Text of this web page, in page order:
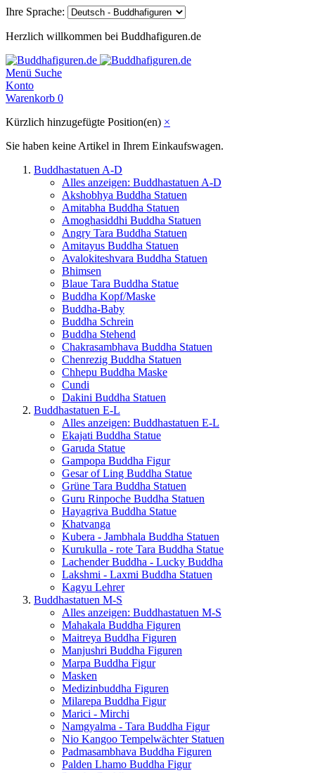
Ihre Sprache:
Herzlich willkommen bei Buddhafiguren.de
Menü Suche
Konto
Warenkorb 0
Kürzlich hinzugefügte Position(en) ×
Sie haben keine Artikel in Ihrem Einkaufswagen.
Buddhastatuen A-D
Alles anzeigen: Buddhastatuen A-D
Akshobhya Buddha Statuen
Amitabha Buddha Statuen
Amoghasiddhi Buddha Statuen
Angry Tara Buddha Statuen
Amitayus Buddha Statuen
Avalokiteshvara Buddha Statuen
Bhimsen
Blaue Tara Buddha Statue
Buddha Kopf/Maske
Buddha-Baby
Buddha Schrein
Buddha Stehend
Chakrasambhava Buddha Statuen
Chenrezig Buddha Statuen
Chhepu Buddha Maske
Cundi
Dakini Buddha Statuen
Buddhastatuen E-L
Alles anzeigen: Buddhastatuen E-L
Ekajati Buddha Statue
Garuda Statue
Gampopa Buddha Figur
Gesar of Ling Buddha Statue
Grüne Tara Buddha Statuen
Guru Rinpoche Buddha Statuen
Hayagriva Buddha Statue
Khatvanga
Kubera - Jambhala Buddha Statuen
Kurukulla - rote Tara Buddha Statue
Lachender Buddha - Lucky Buddha
Lakshmi - Laxmi Buddha Statuen
Kagyu Lehrer
Buddhastatuen M-S
Alles anzeigen: Buddhastatuen M-S
Mahakala Buddha Figuren
Maitreya Buddha Figuren
Manjushri Buddha Figuren
Marpa Buddha Figur
Masken
Medizinbuddha Figuren
Milarepa Buddha Figur
Marici - Mirchi
Namgyalma - Tara Buddha Figur
Nio Kangoo Tempelwächter Statuen
Padmasambhava Buddha Figuren
Palden Lhamo Buddha Figur